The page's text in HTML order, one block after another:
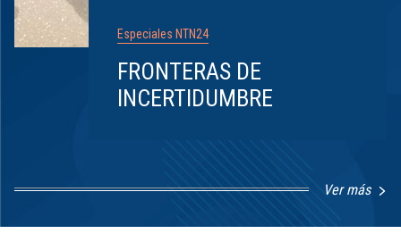
Especiales NTN24
FRONTERAS DE
INCERTIDUMBRE
Ver más